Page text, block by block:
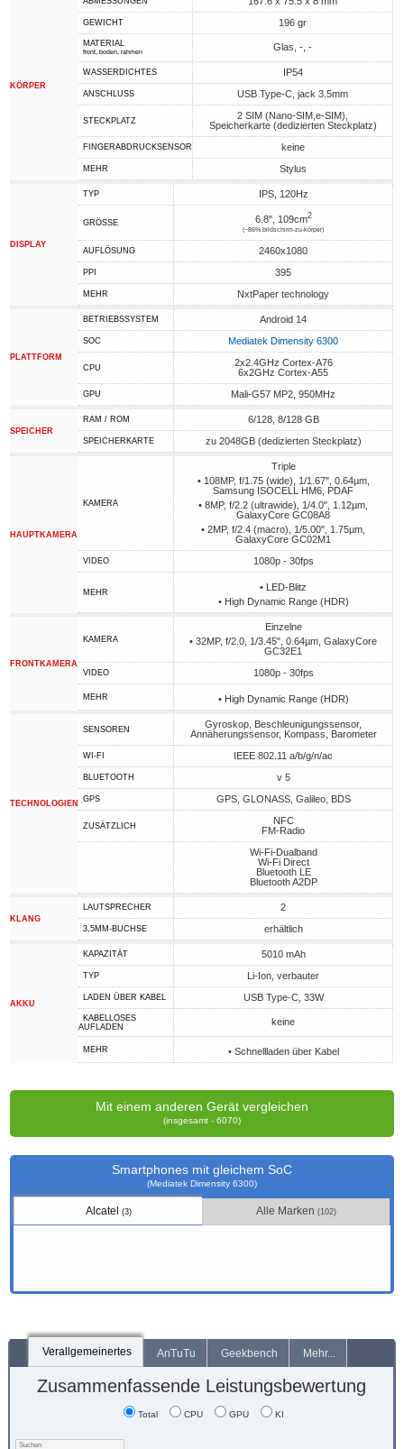
KÖRPER
GEWICHT 196 gr
MATERIAL
front, boden, rahmen Glas, -, -
WASSERDICHTES IP54
ANSCHLUSS USB Type-C, jack 3.5mm
STECKPLATZ
2 SIM (Nano-SIM,e-SIM),
Speicherkarte (dedizierten Steckplatz)
FINGERABDRUCKSENSOR keine
MEHR Stylus
DISPLAY
TYP IPS, 120Hz
GRÖSSE 6.8", 109cm2
(~86% bildschirm-zu-körper)
AUFLÖSUNG 2460x1080
PPI 395
MEHR NxtPaper technology
PLATTFORM
BETRIEBSSYSTEM Android 14
SOC Mediatek Dimensity 6300
CPU
2x2.4GHz Cortex-A76
6x2GHz Cortex-A55
GPU Mali-G57 MP2, 950MHz
SPEICHER
RAM / ROM 6/128, 8/128 GB
SPEICHERKARTE zu 2048GB (dedizierten Steckplatz)
HAUPTKAMERA
KAMERA
Triple
• 108MP, f/1.75 (wide), 1/1.67", 0.64µm,
Samsung ISOCELL HM6, PDAF
• 8MP, f/2.2 (ultrawide), 1/4.0", 1.12µm,
GalaxyCore GC08A8
• 2MP, f/2.4 (macro), 1/5.00", 1.75µm,
GalaxyCore GC02M1
VIDEO 1080p - 30fps
MEHR
• LED-Blitz
• High Dynamic Range (HDR)
FRONTKAMERA
KAMERA
Einzelne
• 32MP, f/2.0, 1/3.45", 0.64µm, GalaxyCore
GC32E1
VIDEO 1080p - 30fps
MEHR • High Dynamic Range (HDR)
TECHNOLOGIEN
SENSOREN
Gyroskop, Beschleunigungssensor,
Annäherungssensor, Kompass, Barometer
WI-FI IEEE 802.11 a/b/g/n/ac
BLUETOOTH v 5
GPS GPS, GLONASS, Galileo, BDS
ZUSÄTZLICH
NFC
FM-Radio
Wi-Fi-Dualband
Wi-Fi Direct
Bluetooth LE
Bluetooth A2DP
KLANG
LAUTSPRECHER 2
3,5MM-BUCHSE erhältlich
AKKU
KAPAZITÄT 5010 mAh
TYP Li-Ion, verbauter
LADEN ÜBER KABEL USB Type-C, 33W
KABELLOSES
AUFLADEN
keine
MEHR • Schnellladen über Kabel
Mit einem anderen Gerät vergleichen
(insgesamt - 6070)
Smartphones mit gleichem SoC
(Mediatek Dimensity 6300)
Alcatel (3) Alle Marken(102)
Verallgemeinertes AnTuTu Geekbench Mehr...
Zusammenfassende Leistungsbewertung
Total CPU GPU KI